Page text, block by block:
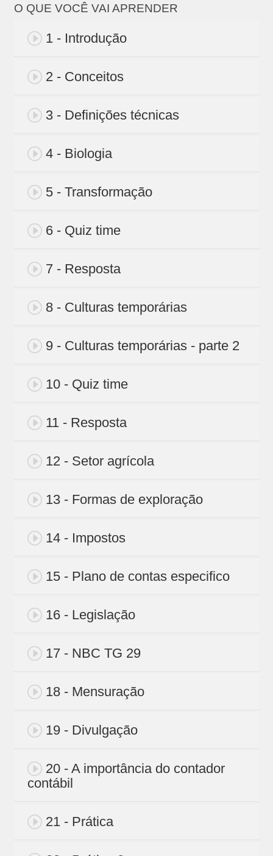
O QUE VOCÊ VAI APRENDER
1 - Introdução
2 - Conceitos
3 - Definições técnicas
4 - Biologia
5 - Transformação
6 - Quiz time
7 - Resposta
8 - Culturas temporárias
9 - Culturas temporárias - parte 2
10 - Quiz time
11 - Resposta
12 - Setor agrícola
13 - Formas de exploração
14 - Impostos
15 - Plano de contas especifico
16 - Legislação
17 - NBC TG 29
18 - Mensuração
19 - Divulgação
20 - A importância do contador
contábil
21 - Prática